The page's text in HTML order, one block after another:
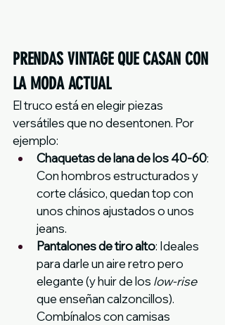
PRENDAS VINTAGE QUE CASAN CON
LA MODA ACTUAL
El truco está en elegir piezas
versátiles que no desentonen. Por
ejemplo:
Chaquetas de lana de los 40-60:
Con hombros estructurados y
corte clásico, quedan top con
unos chinos ajustados o unos
jeans.
Pantalones de tiro alto: Ideales
para darle un aire retro pero
elegante (y huir de los low-rise
que enseñan calzoncillos).
Combínalos con camisas